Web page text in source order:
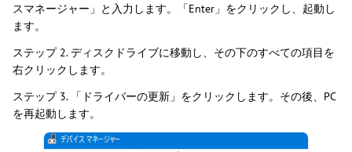
スマネージャー」と入力します。「Enter」をクリックし、起動し
ます。
ステップ 2. ディスクドライブに移動し、その下のすべての項目を
右クリックします。
ステップ 3. 「ドライバーの更新」をクリックします。その後、PC
を再起動します。